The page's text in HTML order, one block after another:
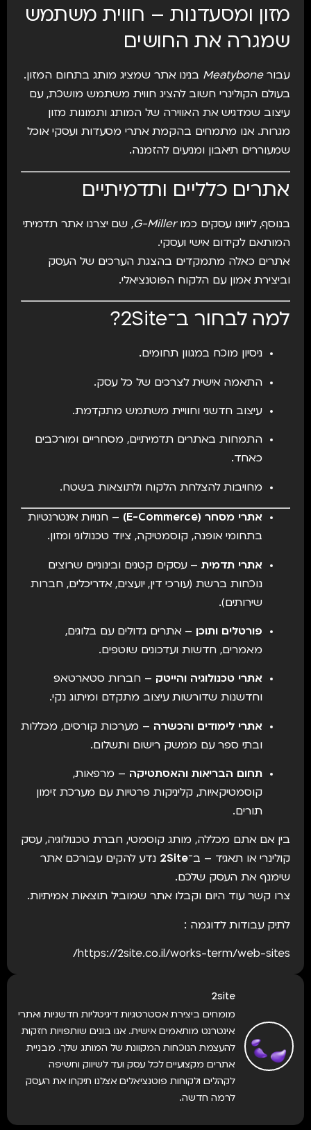
מזון ומסעדנות – חווית משתמש
שמגרה את החושים
עבורMeatybone בנינו אתר שמציג מותג בתחום המזון.
בעולם הקולינרי חשוב להציג חווית משתמש מושכת, עם
עיצוב שמדגיש את האווירה של המותג ותמונות מזון
מגרות. אנו מתמחים בהקמת אתרי מסעדות ועסקי אוכל
שמעוררים תיאבון ומניעים להזמנה.
אתרים כלליים ותדמיתיים
בנוסף, ליווינו עסקים כמוG-Miller, שם יצרנו אתר תדמיתי
המותאם לקידום אישי ועסקי.
אתרים כאלה מתמקדים בהצגת הערכים של העסק
וביצירת אמון עם הלקוח הפוטנציאלי.
למה לבחור ב־2Site?
ניסיון מוכח במגוון תחומים.
התאמה אישית לצרכים של כל עסק.
עיצוב חדשני וחוויית משתמש מתקדמת.
התמחות באתרים תדמיתיים, מסחריים ומורכבים
כאחד.
מחויבות להצלחת הלקוח ולתוצאות בשטח.
אתרי מסחר (E-Commerce)
– חנויות אינטרנטיות
בתחומי אופנה, קוסמטיקה, ציוד טכנולוגי ומזון.
אתרי תדמית – עסקים קטנים ובינוניים שרוצים
נוכחות ברשת (עורכי דין, יועצים, אדריכלים, חברות
שירותים).
פורטלים ותוכן – אתרים גדולים עם בלוגים,
מאמרים, חדשות ועדכונים שוטפים.
אתרי טכנולוגיה והייטק – חברות סטארטאפ
וחדשנות שדורשות עיצוב מתקדם ומיתוג נקי.
אתרי לימודים והכשרה – מערכות קורסים, מכללות
ובתי ספר עם ממשק רישום ותשלום.
תחום הבריאות והאסתטיקה – מרפאות,
קוסמטיקאיות, קליניקות פרטיות עם מערכת זימון
תורים.
בין אם אתם מכללה, מותג קוסמטי, חברת טכנולוגיה, עסק
קולינרי או תאגיד – ב־2Site נדע להקים עבורכם אתר
שימנף את העסק שלכם.
צרו קשר עוד היום וקבלו אתר שמוביל תוצאות אמיתיות.
לתיק עבודות לדוגמה :
https://2site.co.il/works-term/web-sites/
2site
מומחים ביצירת אסטרטגיות דיגיטליות חדשניות ואתרי
אינטרנט מותאמים אישית. אנו בונים שותפויות חזקות
להעצמת הנוכחות המקוונת של המותג שלך. מבניית
אתרים מקצועיים לכל עסק ועד לשיווק וחשיפה
לקהלים ולקוחות פוטנציאלים אצלנו תיקחו את העסק
לרמה חדשה.